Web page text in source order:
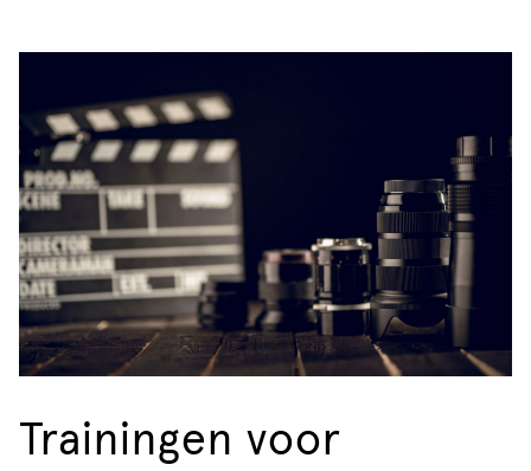
Trainingen voor